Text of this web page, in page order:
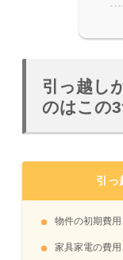
引っ越し
のはこの
引っ
物件の初期費
家具家電の費